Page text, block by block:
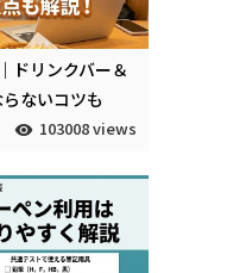
ドリンクバー＆
ないコツも
103008 views